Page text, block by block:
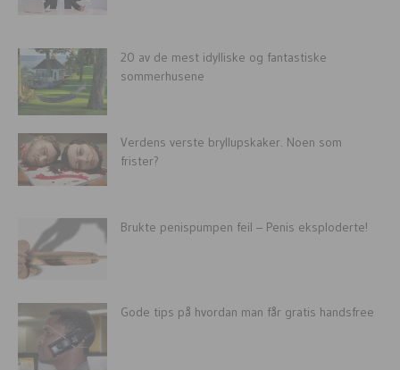
20 av de mest idylliske og fantastiske
sommerhusene
Verdens verste bryllupskaker. Noen som
frister?
Brukte penispumpen feil – Penis eksploderte!
Gode tips på hvordan man får gratis handsfree